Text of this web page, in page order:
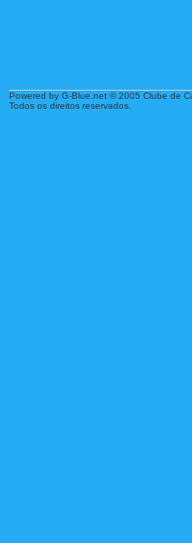
Powered by G-Blue.net © 2005 Clube de
Todos os direitos reservados.